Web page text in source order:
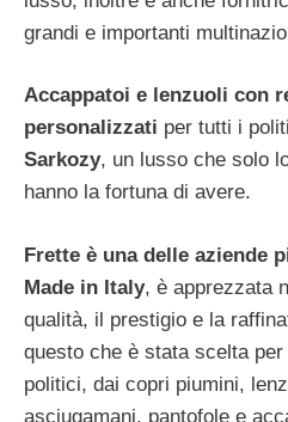
grandi e importanti
Accappatoi e lenzuoli con
personalizzati per tutti i
Sarkozy, un lusso che solo
hanno la fortuna di avere.
Frette è una delle aziende
Made in Italy, è apprezzata
qualità, il prestigio e la
questo che è stata scelta
politici, dai copri piumini,
asciugamani, pantofole e